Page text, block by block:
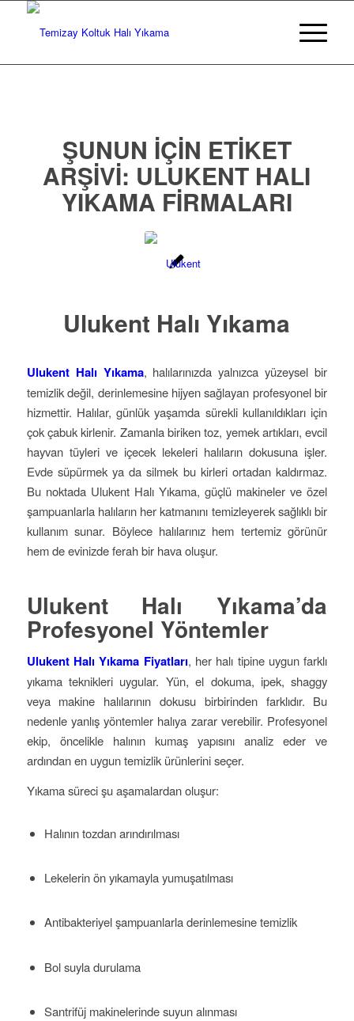
ŞUNUN IÇIN ETIKET
ARŞIVI: ULUKENT HALI
YIKAMA FIRMALARI
Ulukent Halı Yıkama
Ulukent Halı Yıkama, halılarınızda yalnızca yüzeysel bir
temizlik değil, derinlemesine hijyen sağlayan profesyonel bir
hizmettir. Halılar, günlük yaşamda sürekli kullanıldıkları için
çok çabuk kirlenir. Zamanla biriken toz, yemek artıkları, evcil
hayvan tüyleri ve içecek lekeleri halıların dokusuna işler.
Evde süpürmek ya da silmek bu kirleri ortadan kaldırmaz.
Bu noktada Ulukent Halı Yıkama, güçlü makineler ve özel
şampuanlarla halıların her katmanını temizleyerek sağlıklı bir
kullanım sunar. Böylece halılarınız hem tertemiz görünür
hem de evinizde ferah bir hava oluşur.
Ulukent Halı Yıkama’da
Profesyonel Yöntemler
Ulukent Halı Yıkama Fiyatları, her halı tipine uygun farklı
yıkama teknikleri uygular. Yün, el dokuma, ipek, shaggy
veya makine halılarının dokusu birbirinden farklıdır. Bu
nedenle yanlış yöntemler halıya zarar verebilir. Profesyonel
ekip, öncelikle halının kumaş yapısını analiz eder ve
ardından en uygun temizlik ürünlerini seçer.
Yıkama süreci şu aşamalardan oluşur:
Halının tozdan arındırılması
Lekelerin ön yıkamayla yumuşatılması
Antibakteriyel şampuanlarla derinlemesine temizlik
Bol suyla durulama
Santrifüj makinelerinde suyun alınması